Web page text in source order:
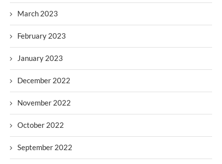
March 2023
February 2023
January 2023
December 2022
November 2022
October 2022
September 2022